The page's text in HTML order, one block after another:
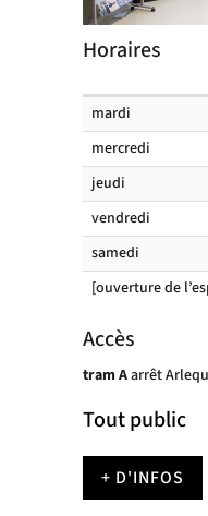
Horaires
Horaires
des
salles
de
lecture
mardi
mercredi
jeudi
vendredi
samedi
[ouverture de
Accès
tram Aarrêt
Tout public
+ D'INFOS